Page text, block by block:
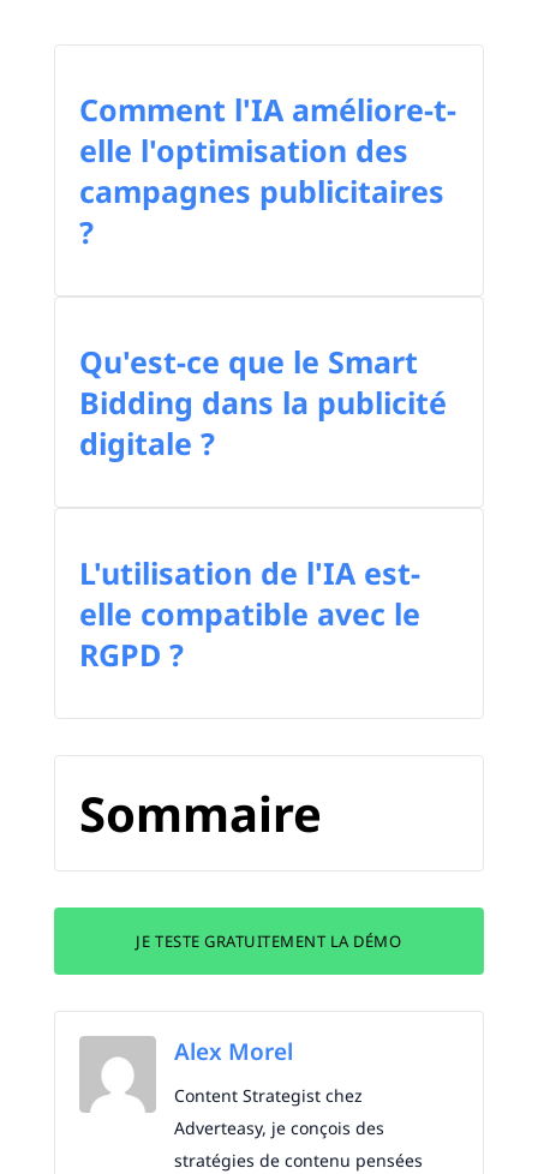
Comment l'IA améliore-t-
elle l'optimisation des
campagnes publicitaires
?
Qu'est-ce que le Smart
Bidding dans la publicité
digitale ?
L'utilisation de l'IA est-
elle compatible avec le
RGPD ?
Sommaire
JE TESTE GRATUITEMENT LA DÉMO
Alex Morel
Content Strategist chez
Adverteasy, je conçois des
stratégies de contenu pensées